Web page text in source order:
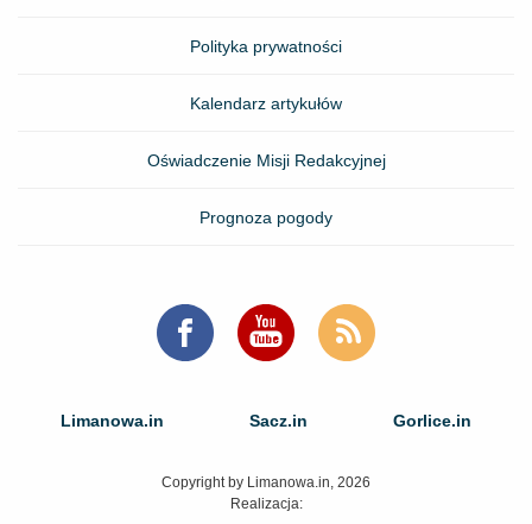
Polityka prywatności
Kalendarz artykułów
Oświadczenie Misji Redakcyjnej
Prognoza pogody
Limanowa.in Sacz.in Gorlice.in
Copyright by Limanowa.in, 2026
Realizacja: